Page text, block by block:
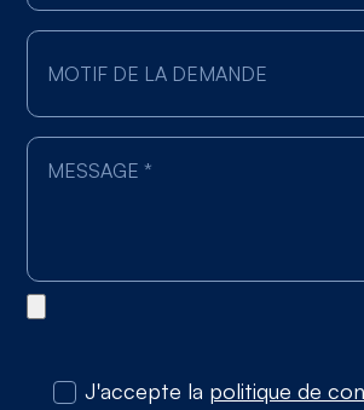
J'accepte la politique de